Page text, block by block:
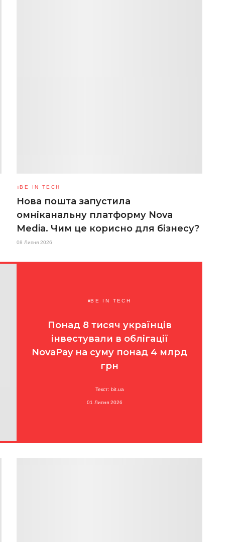
BE IN TECH
Нова пошта запустила
омніканальну платформу Nova
Media. Чим це корисно для бізнесу?
08 Липня 2026
BE IN TECH
Понад 8 тисяч українців
інвестували в облігації
NovaPay на суму понад 4 млрд
грн
Текст: bit.ua
01 Липня 2026